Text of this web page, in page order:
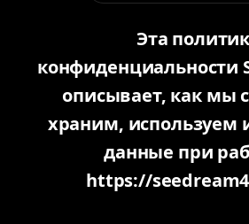
Эта
конфиденциальности
описывает, как мы
храним, используем
данные при
https://